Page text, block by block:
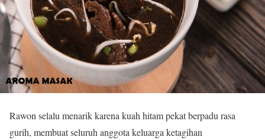
Rawon selalu menarik karena kuah hitam pekat berpadu rasa
gurih, membuat seluruh anggota keluarga ketagihan